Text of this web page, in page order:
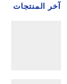
آخر المنتجات